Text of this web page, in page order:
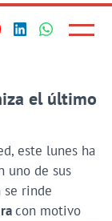
Visita
en
Visita
en
Menú
el último
este lunes ha
uno de sus
se rinde
con motivo